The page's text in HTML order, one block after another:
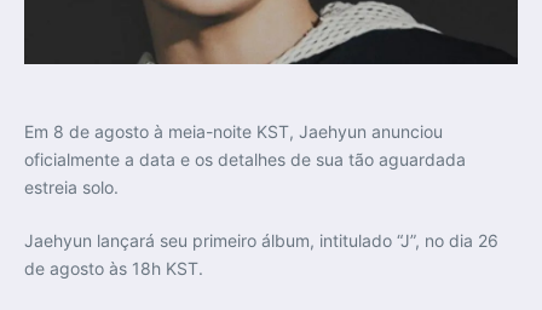
Em 8 de agosto à meia-noite KST, Jaehyun anunciou
oficialmente a data e os detalhes de sua tão aguardada
estreia solo.
Jaehyun lançará seu primeiro álbum, intitulado “J”, no dia 26
de agosto às 18h KST.